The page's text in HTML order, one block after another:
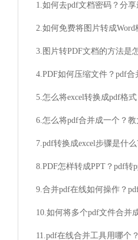
4.PDF如何压缩文件？pdf合
6.怎么将pdf合并成一个？
8.PDF怎样转成PPT？pdf转
9.合并pdf在线如何操作？